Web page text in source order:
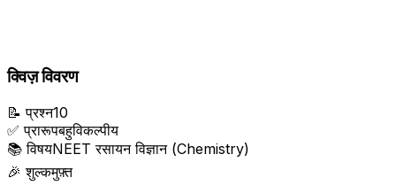
क्विज़ विवरण
📝 प्रश्न10
✅ प्रारूपबहुविकल्पीय
📚 विषयNEET रसायन विज्ञान (Chemistry)
🎉 शुल्कमुफ़्त